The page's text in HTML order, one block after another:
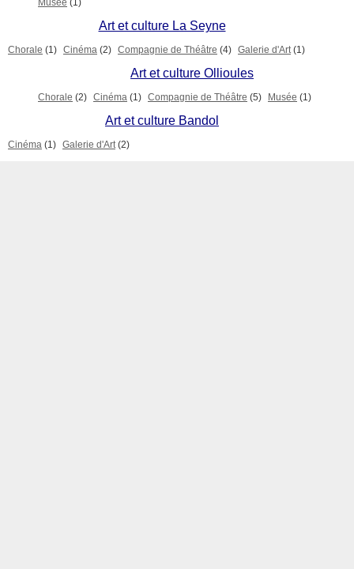
Musée (1)
Art et culture La Seyne
Chorale (1) Cinéma (2) Compagnie de Théâtre (4) Galerie d'Art (1)
Art et culture Ollioules
Chorale (2) Cinéma (1) Compagnie de Théâtre (5) Musée (1)
Art et culture Bandol
Cinéma (1) Galerie d'Art (2)